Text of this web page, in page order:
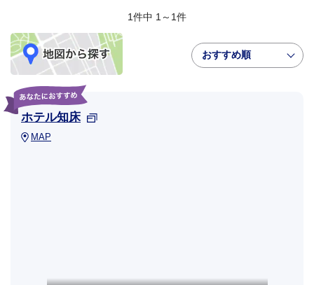
1件中 1～1件
おすすめ順
ホテル知床
MAP